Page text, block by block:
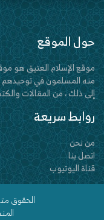
حول الموقع
موقع الإسلام العتيق هو
منه المسلمون في
إلى ذلك ، من المقالات
روابط سريعة
من نحن
اتصل بنا
قناة اليوتيوب
الحقوق